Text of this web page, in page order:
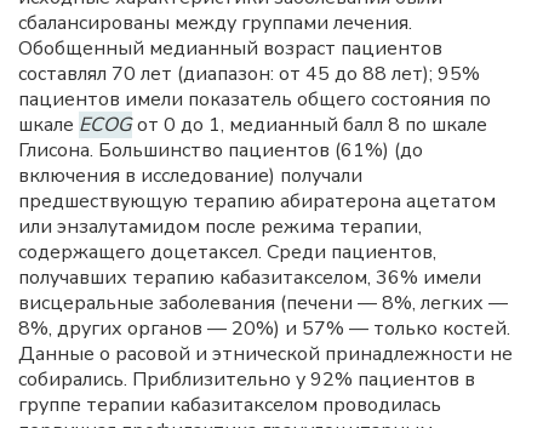
сбалансированы между группами лечения.
Обобщенный медианный возраст пациентов
составлял 70 лет (диапазон: от 45 до 88 лет); 95%
пациентов имели показатель общего состояния по
шкале ECOGот 0 до 1, медианный балл 8 по шкале
Глисона. Большинство пациентов (61%) (до
включения в исследование) получали
предшествующую терапию абиратерона ацетатом
или энзалутамидом после режима терапии,
содержащего доцетаксел. Среди пациентов,
получавших терапию кабазитакселом, 36% имели
висцеральные заболевания (печени — 8%, легких —
8%, других органов — 20%) и 57% — только костей.
Данные о расовой и этнической принадлежности не
собирались. Приблизительно у 92% пациентов в
группе терапии кабазитакселом проводилась